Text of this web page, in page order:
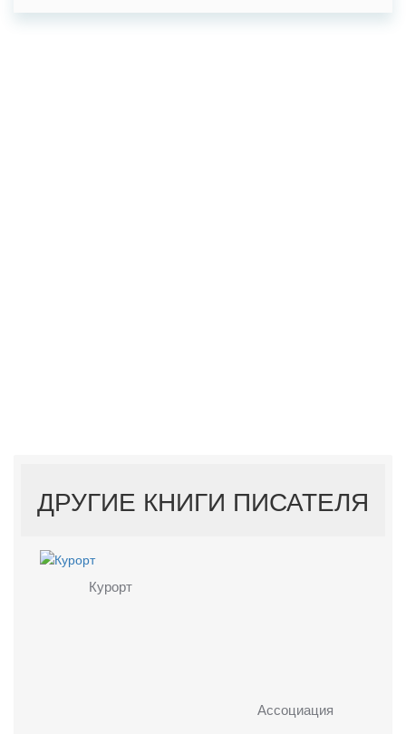
ДРУГИЕ КНИГИ ПИСАТЕЛЯ
Курорт
Ассоциация